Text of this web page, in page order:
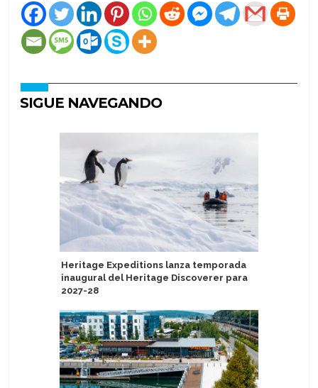
SIGUE NAVEGANDO
Heritage Expeditions lanza temporada
inaugural del Heritage Discoverer para
2027-28